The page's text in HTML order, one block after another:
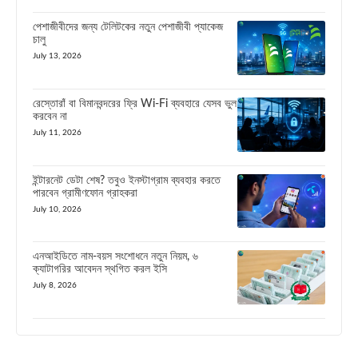
পেশাজীবীদের জন্য টেলিটকের নতুন পেশাজীবী প্যাকেজ
চালু
July 13, 2026
রেস্তোরাঁ বা বিমানবন্দরের ফ্রি Wi-Fi ব্যবহারে যেসব ভুল
করবেন না
July 11, 2026
ইন্টারনেট ডেটা শেষ? তবুও ইনস্টাগ্রাম ব্যবহার করতে
পারবেন গ্রামীণফোন গ্রাহকরা
July 10, 2026
এনআইডিতে নাম-বয়স সংশোধনে নতুন নিয়ম, ৬
ক্যাটাগরির আবেদন স্থগিত করল ইসি
July 8, 2026